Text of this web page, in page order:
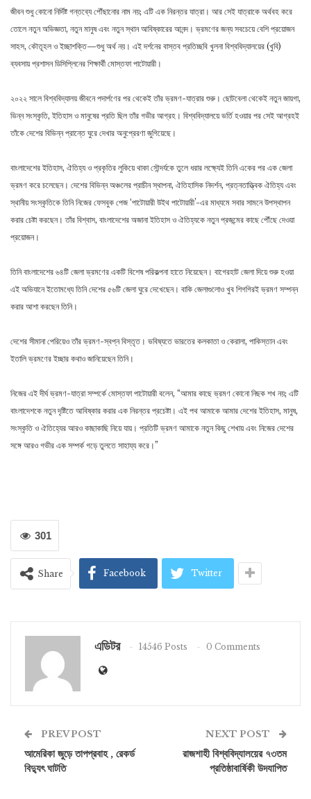
জীবন শুধু কোনো নির্দিষ্ট গন্তব্যে পৌঁছানোর নাম নয়; এটি এক নিরন্তর যাত্রা। আর সেই যাত্রাকে অর্থবহ করে
তোলে নতুন অভিজ্ঞতা, নতুন মানুষ এবং নতুন স্থান আবিষ্কারের আনন্দ। ভ্রমণের জন্য সবচেয়ে বেশি প্রয়োজন
সাহস, কৌতূহল ও ইচ্ছাশক্তি—শুধু অর্থ নয়। এই দর্শনের বাস্তব প্রতিচ্ছবি খুলনা বিশ্ববিদ্যালয়ের (খুবি)
ব্যবসায় প্রশাসন ডিসিপ্লিনের শিক্ষার্থী মোস্তফা পাটোয়ারী।
২০২২ সালে বিশ্ববিদ্যালয় জীবনে পদার্পণের পর থেকেই তাঁর ভ্রমণ-যাত্রার শুরু। ছোটবেলা থেকেই নতুন জায়গা,
ভিন্ন সংস্কৃতি, ইতিহাস ও মানুষের প্রতি ছিল তাঁর গভীর আগ্রহ। বিশ্ববিদ্যালয়ে ভর্তি হওয়ার পর সেই আগ্রহই
তাঁকে দেশের বিভিন্ন প্রান্তে ঘুরে দেখার অনুপ্রেরণা জুগিয়েছে।
বাংলাদেশের ইতিহাস, ঐতিহ্য ও প্রকৃতির লুকিয়ে থাকা সৌন্দর্যকে তুলে ধরার লক্ষ্যেই তিনি একের পর এক জেলা
ভ্রমণ করে চলেছেন। দেশের বিভিন্ন অঞ্চলের প্রাচীন স্থাপনা, ঐতিহাসিক নিদর্শন, প্রত্নতাত্ত্বিক ঐতিহ্য এবং
স্থানীয় সংস্কৃতিকে তিনি নিজের ফেসবুক পেজ ‘পাটোয়ারী উইথ পাটোয়ারী’-এর মাধ্যমে সবার সামনে উপস্থাপন
করার চেষ্টা করছেন। তাঁর বিশ্বাস, বাংলাদেশের অজানা ইতিহাস ও ঐতিহ্যকে নতুন প্রজন্মের কাছে পৌঁছে দেওয়া
প্রয়োজন।
তিনি বাংলাদেশের ৬৪টি জেলা ভ্রমণের একটি বিশেষ পরিকল্পনা হাতে নিয়েছেন। বাগেরহাট জেলা দিয়ে শুরু হওয়া
এই অভিযানে ইতোমধ্যে তিনি দেশের ৫৬টি জেলা ঘুরে দেখেছেন। বাকি জেলাগুলোও খুব শিগগিরই ভ্রমণ সম্পন্ন
করার আশা করছেন তিনি।
দেশের সীমানা পেরিয়েও তাঁর ভ্রমণ-স্বপ্ন বিস্তৃত। ভবিষ্যতে ভারতের কলকাতা ও কেরালা, পাকিস্তান এবং
ইতালি ভ্রমণের ইচ্ছার কথাও জানিয়েছেন তিনি।
নিজের এই দীর্ঘ ভ্রমণ-যাত্রা সম্পর্কে মোস্তফা পাটোয়ারী বলেন, “আমার কাছে ভ্রমণ কোনো নিছক শখ নয়; এটি
বাংলাদেশকে নতুন দৃষ্টিতে আবিষ্কার করার এক নিরন্তর প্রচেষ্টা। এই পথ আমাকে আমার দেশের ইতিহাস, মানুষ,
সংস্কৃতি ও ঐতিহ্যের আরও কাছাকাছি নিয়ে যায়। প্রতিটি ভ্রমণ আমাকে নতুন কিছু শেখায় এবং নিজের দেশের
সঙ্গে আরও গভীর এক সম্পর্ক গড়ে তুলতে সাহায্য করে।”
301
Share Facebook Twitter
এডিটর 14546 Posts 0 Comments
PREV POST
আমেরিকা জুড়ে তাপপ্রবাহ , রেকর্ড
বিদ্যুৎ ঘাটতি
NEXT POST
রাজশাহী বিশ্ববিদ্যালয়ের ৭৩তম
প্রতিষ্ঠাবার্ষিকী উদযাপিত